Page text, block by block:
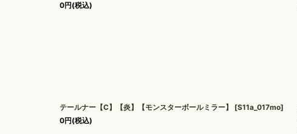
0円(税込)
テールナー【C】【炎】【モンスターボールミラー】 [S11a_017mo]
0円(税込)